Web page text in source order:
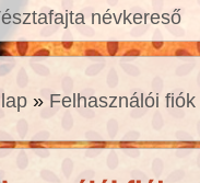
névkereső
» Felhasználói fiók